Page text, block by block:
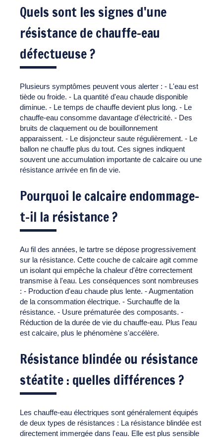
Quels sont les signes d'une
résistance de chauffe-eau
défectueuse ?
Plusieurs symptômes peuvent vous alerter : - L'eau est
tiède ou froide. - La quantité d'eau chaude disponible
diminue. - Le temps de chauffe devient plus long. - Le
chauffe-eau consomme davantage d'électricité. - Des
bruits de claquement ou de bouillonnement
apparaissent. - Le disjoncteur saute régulièrement. - Le
ballon ne chauffe plus du tout. Ces signes indiquent
souvent une accumulation importante de calcaire ou une
résistance arrivée en fin de vie.
Pourquoi le calcaire endommage-
t-il la résistance ?
Au fil des années, le tartre se dépose progressivement
sur la résistance. Cette couche de calcaire agit comme
un isolant qui empêche la chaleur d'être correctement
transmise à l'eau. Les conséquences sont nombreuses
: - Production d'eau chaude plus lente. - Augmentation
de la consommation électrique. - Surchauffe de la
résistance. - Usure prématurée des composants. -
Réduction de la durée de vie du chauffe-eau. Plus l'eau
est calcaire, plus le phénomène s'accélère.
Résistance blindée ou résistance
stéatite : quelles différences ?
Les chauffe-eau électriques sont généralement équipés
de deux types de résistances : La résistance blindée est
directement immergée dans l'eau. Elle est plus sensible